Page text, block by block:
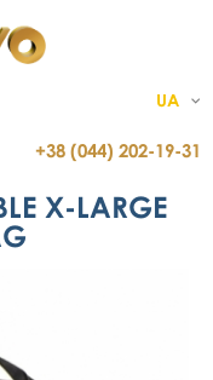
UA
+38 (044) 202-19-31
X-LARGE